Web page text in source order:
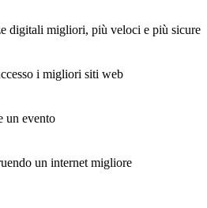
digitali migliori, più veloci e più sicure
i migliori siti web
un evento
un internet migliore